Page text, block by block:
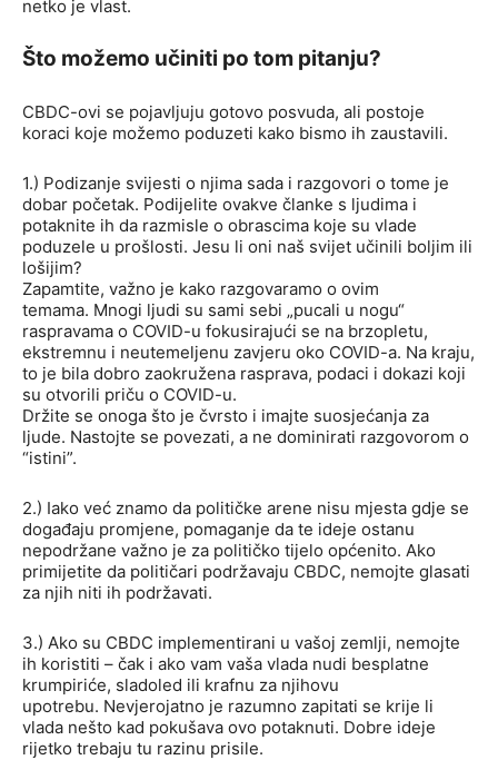
netko je vlast.
Što možemo učiniti po tom pitanju?
CBDC-ovi se pojavljuju gotovo posvuda, ali postoje
koraci koje možemo poduzeti kako bismo ih zaustavili.
1.) Podizanje svijesti o njima sada i razgovori o tome je
dobar početak. Podijelite ovakve članke s ljudima i
potaknite ih da razmisle o obrascima koje su vlade
poduzele u prošlosti. Jesu li oni naš svijet učinili boljim ili
lošijim?
Zapamtite, važno je kako razgovaramo o ovim
temama. Mnogi ljudi su sami sebi „pucali u nogu“
raspravama o COVID-u fokusirajući se na brzopletu,
ekstremnu i neutemeljenu zavjeru oko COVID-a. Na kraju,
to je bila dobro zaokružena rasprava, podaci i dokazi koji
su otvorili priču o COVID-u.
Držite se onoga što je čvrsto i imajte suosjećanja za
ljude. Nastojte se povezati, a ne dominirati razgovorom o
“istini”.
2.) Iako već znamo da političke arene nisu mjesta gdje se
događaju promjene, pomaganje da te ideje ostanu
nepodržane važno je za političko tijelo općenito. Ako
primijetite da političari podržavaju CBDC, nemojte glasati
za njih niti ih podržavati.
3.) Ako su CBDC implementirani u vašoj zemlji, nemojte
ih koristiti – čak i ako vam vaša vlada nudi besplatne
krumpiriće, sladoled ili krafnu za njihovu
upotrebu. Nevjerojatno je razumno zapitati se krije li
vlada nešto kad pokušava ovo potaknuti. Dobre ideje
rijetko trebaju tu razinu prisile.